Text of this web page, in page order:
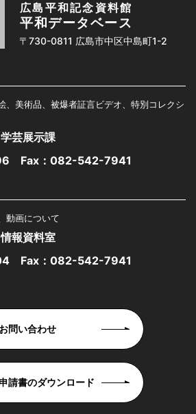
広島平和記念資料館
平和データベース
〒730-0811 広島市中区中島町1-2
、美術品、被爆者証言ビデオ、特別コレクシ
芸展示課
Fax：082-542-7941
動画について
報資料室
Fax：082-542-7941
問い合わせ
請書のダウンロード